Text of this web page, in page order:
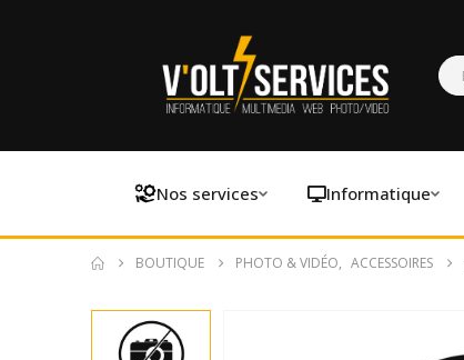
Nos services Informatique
BOUTIQUE PHOTO & VIDÉO, ACCESSOIRES